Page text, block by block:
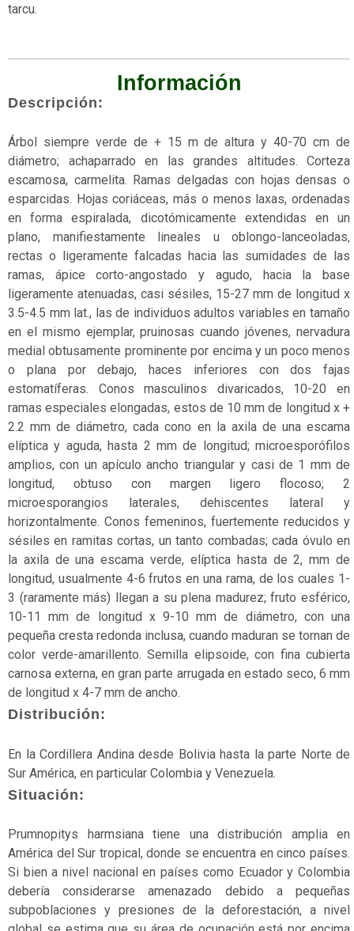
Con
Datos
Dunas
En
peligro
peligro
Estado
de
conservación
Extinto
Extinto
regional
Extinto
en
estado
silvestre
Extinto
en
estado
silvestre
Fauna
Flora
Gimnospermas
Helechos
Herbazales
Hongos
Líquenes
Manglares
tarcu.
Información
Descripción:
Árbol siempre verde de + 15 m de altura y 40-70 cm de
diámetro; achaparrado en las grandes altitudes. Corteza
escamosa, carmelita. Ramas delgadas con hojas densas o
esparcidas. Hojas coriáceas, más o menos laxas, ordenadas
en forma espiralada, dicotómicamente extendidas en un
plano, manifiestamente lineales u oblongo-lanceoladas,
rectas o ligeramente falcadas hacia las sumidades de las
ramas, ápice corto-angostado y agudo, hacia la base
ligeramente atenuadas, casi sésiles, 15-27 mm de longitud x
3.5-4.5 mm lat., las de individuos adultos variables en tamaño
en el mismo ejemplar, pruinosas cuando jóvenes, nervadura
medial obtusamente prominente por encima y un poco menos
o plana por debajo, haces inferiores con dos fajas
estomatíferas. Conos masculinos divaricados, 10-20 en
ramas especiales elongadas, estos de 10 mm de longitud x +
2.2 mm de diámetro, cada cono en la axila de una escama
elíptica y aguda, hasta 2 mm de longitud; microesporófilos
amplios, con un apículo ancho triangular y casi de 1 mm de
longitud, obtuso con margen ligero flocoso; 2
microesporangios laterales, dehiscentes lateral y
horizontalmente. Conos femeninos, fuertemente reducidos y
sésiles en ramitas cortas, un tanto combadas; cada óvulo en
la axila de una escama verde, elíptica hasta de 2, mm de
longitud, usualmente 4-6 frutos en una rama, de los cuales 1-
3 (raramente más) llegan a su plena madurez; fruto esférico,
10-11 mm de longitud x 9-10 mm de diámetro, con una
pequeña cresta redonda inclusa, cuando maduran se tornan de
color verde-amarillento. Semilla elipsoide, con fina cubierta
carnosa externa, en gran parte arrugada en estado seco, 6 mm
de longitud x 4-7 mm de ancho.
Distribución:
En la Cordillera Andina desde Bolivia hasta la parte Norte de
Sur América, en particular Colombia y Venezuela.
Situación:
Prumnopitys harmsiana tiene una distribución amplia en
América del Sur tropical, donde se encuentra en cinco países.
Si bien a nivel nacional en países como Ecuador y Colombia
debería considerarse amenazado debido a pequeñas
subpoblaciones y presiones de la deforestación, a nivel